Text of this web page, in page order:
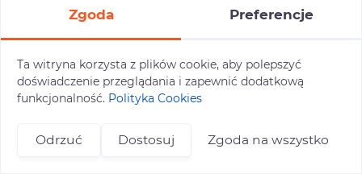
Najpiękniejsze zakątki Jeziora Garda –
między górami a lazurową wodą
3650 zł/os.
Szczegóły oferty
Zgoda Preferencje
Ta witryna korzysta z plików cookie, aby polepszyć
doświadczenie przeglądania i zapewnić dodatkową
funkcjonalność. Polityka Cookies
Odrzuć Dostosuj Zgoda na wszystko